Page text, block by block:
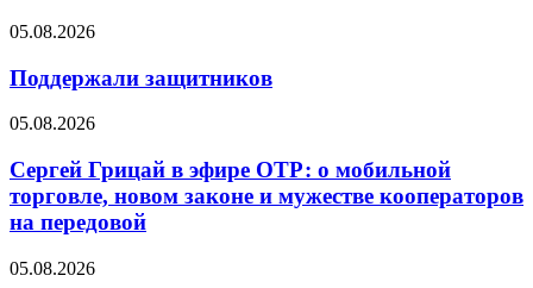
05.08.2026
Поддержали защитников
05.08.2026
Сергей Грицай в эфире ОТР: о мобильной
торговле, новом законе и мужестве кооператоров
на передовой
05.08.2026